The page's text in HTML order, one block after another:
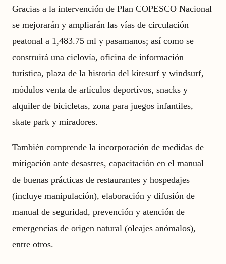
Gracias a la intervención de Plan COPESCO Nacional
se mejorarán y ampliarán las vías de circulación
peatonal a 1,483.75 ml y pasamanos; así como se
construirá una ciclovía, oficina de información
turística, plaza de la historia del kitesurf y windsurf,
módulos venta de artículos deportivos, snacks y
alquiler de bicicletas, zona para juegos infantiles,
skate park y miradores.
También comprende la incorporación de medidas de
mitigación ante desastres, capacitación en el manual
de buenas prácticas de restaurantes y hospedajes
(incluye manipulación), elaboración y difusión de
manual de seguridad, prevención y atención de
emergencias de origen natural (oleajes anómalos),
entre otros.